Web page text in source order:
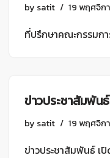
by satit 19 พฤศจิก
ที่ปรึกษาคณะกรรมก
ข่าวประชาสัมพันธ์
by satit 19 พฤศจิก
ข่าวประชาสัมพันธ์ เ